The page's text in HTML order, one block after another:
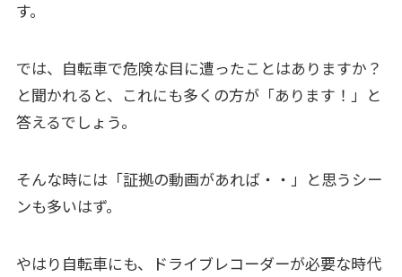
す。
では、自転車で危険な目に遭ったことはありますか？
と聞かれると、これにも多くの方が「あります！」と
答えるでしょう。
そんな時には「証拠の動画があれば・・」と思うシー
ンも多いはず。
やはり自転車にも、ドライブレコーダーが必要な時代